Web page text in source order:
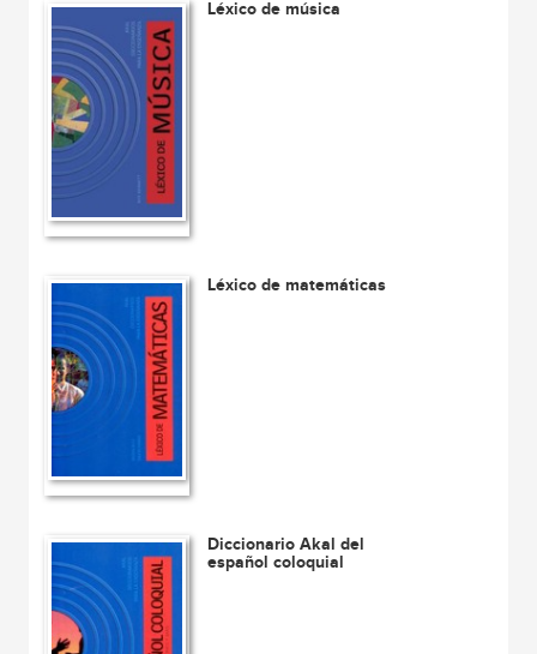
Léxico de música
Léxico de matemáticas
Diccionario Akal del
español coloquial